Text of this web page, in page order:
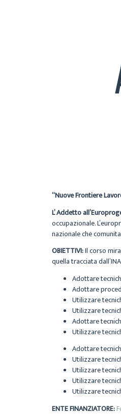
“Nuove Frontiere
L’ Addetto
occupazionale.
nazionale che
OBIETTIVI:Il corso
quella tracciata
Adottare
Adottare
Utilizzare
Utilizzare
Adottare
Utilizzare
Adottare
Utilizzare
Utilizzare
Utilizzare
Utilizzare
ENTE FINANZIATORE: